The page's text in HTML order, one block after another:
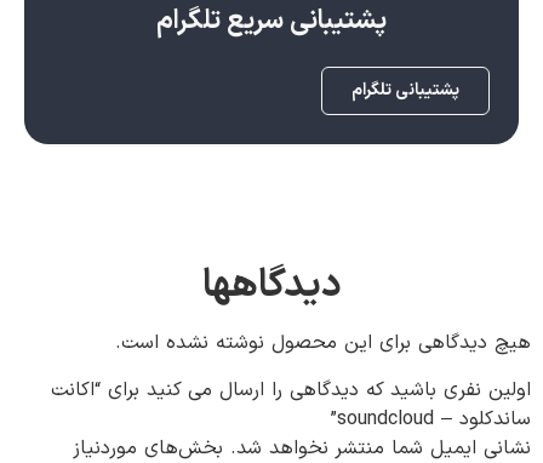
پشتیبانی سریع تلگرام
پشتیبانی تلگرام
دیدگاهها
هیچ دیدگاهی برای این محصول نوشته نشده است.
اولین نفری باشید که دیدگاهی را ارسال می کنید برای “اکانت
ساندکلود – soundcloud”
نشانی ایمیل شما منتشر نخواهد شد. بخش‌های موردنیاز